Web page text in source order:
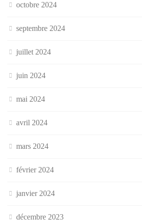
octobre 2024
septembre 2024
juillet 2024
juin 2024
mai 2024
avril 2024
mars 2024
février 2024
janvier 2024
décembre 2023